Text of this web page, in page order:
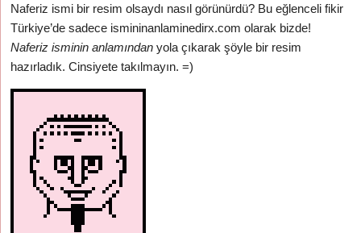
Naferiz ismi bir resim olsaydı nasıl görünürdü? Bu eğlenceli fikir
Türkiye’de sadece ismininanlaminedirx.com olarak bizde!
Naferiz isminin anlamından yola çıkarak şöyle bir resim
hazırladık. Cinsiyete takılmayın. =)